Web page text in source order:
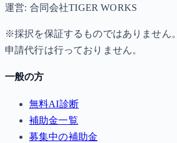
運営: 合同会社TIGER WORKS
※採択を保証するものではありません。
申請代行は行っておりません。
一般の方
無料AI診断
補助金一覧
募集中の補助金